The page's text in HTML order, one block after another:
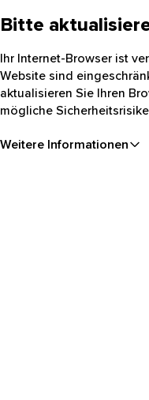
Bitte
Ihr Internet-Browser ist
Website sind
aktualisieren Sie Ihren
mögliche
Weitere Informationen